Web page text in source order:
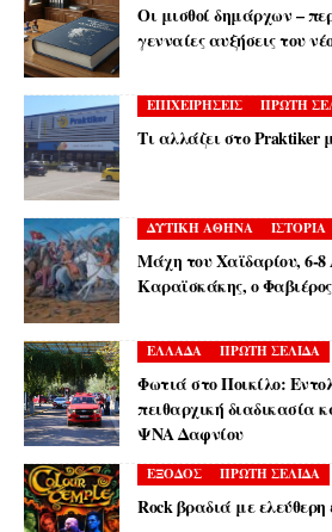
Οι μισθοί δημάρχων –
γενναίες αυξήσεις του
ΕΠΙΧΕΙΡΗΣΕΙΣ ΠΡΩΤΗ
Τι αλλάζει στο Praktiker
ΔΥΤΙΚΗ ΑΘΗΝΑ ΙΣΤΟΡΙΑ
Μάχη του Χαϊδαρίου, 6-8
Καραϊσκάκης, ο
ΕΛΛΑΔΑ ΠΡΩΤΗ ΣΕΛΙΔΑ
Φωτιά στο Ποικίλο:
πειθαρχική διαδικασία
ΨΝΑ Δαφνίου
ΕΞΟΔΟΣ ΠΡΩΤΗ ΣΕΛΙΔΑ
Rock βραδιά με ελεύθερη